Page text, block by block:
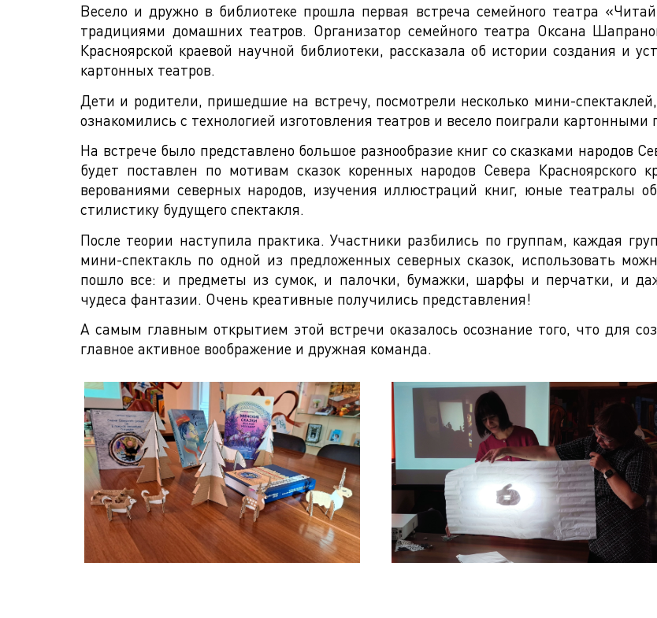
Весело и дружно в библиотеке прошла первая встреча семейного театра
традициями домашних театров. Организатор семейного театра Оксана
Красноярской краевой научной библиотеки, рассказала об истории создания и
картонных театров.
Дети и родители, пришедшие на встречу, посмотрели несколько мини-
ознакомились с технологией изготовления театров и весело поиграли картонными
На встрече было представлено большое разнообразие книг со сказками народов
будет поставлен по мотивам сказок коренных народов Севера
верованиями северных народов, изучения иллюстраций книг, юные театралы
стилистику будущего спектакля.
После теории наступила практика. Участники разбились по группам, каждая
мини-спектакль по одной из предложенных северных сказок, использовать
пошло все: и предметы из сумок, и палочки, бумажки, шарфы и перчатки, и
чудеса фантазии. Очень креативные получились представления!
А самым главным открытием этой встречи оказалось осознание того, что для
главное активное воображение и дружная команда.